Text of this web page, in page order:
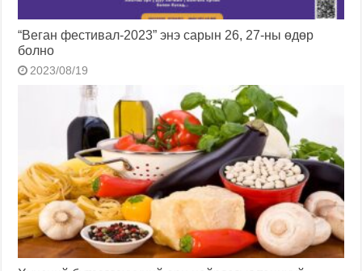
“Веган фестивал-2023” энэ сарын 26, 27-ны өдөр
болно
2023/08/19